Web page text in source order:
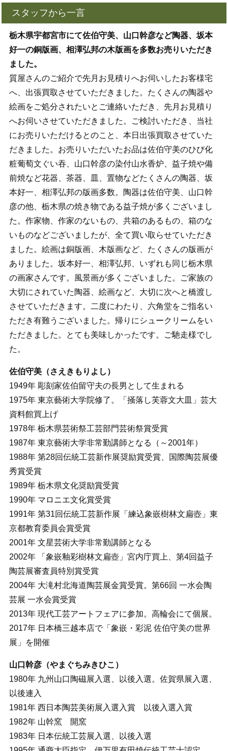
スタッフから一言
栃木県宇都宮市にて佐伯守美、山口幹彦など陶器、坂本
好一の銅版画、相澤弘邦の木版画を多数お売りいただき
ました。
質屋さんのご紹介で先月お見積りへお伺いしたお客様宅
へ、出張買取させていただきました。たくさんの陶器や
絵画をご処分されたいとご連絡いただき、先月お見積り
へお伺いさせていただきました。ご検討いただき、当社
にお売りいただけるとのこと、本日出張買取させていた
だきました。お売りいただいたお品は佐伯守美のひび化
粧葡萄文ぐい吞、山口幹彦の染付山水香炉、益子焼や備
前焼など花器、茶器、皿、置物などたくさんの陶器、坂
本好一、相澤弘邦の版画多数。陶器は佐伯守美、山口幹
彦の他、栃木県の焼き物である益子焼が多くございまし
た。作家物、作家のないもの、共箱のあるもの、箱のな
いものなどございましたが、全て買い取らせていただき
ました。絵画は銅版画、木版画など、たくさんの版画が
ありました。坂本好一、相澤弘邦、いずれも同じ栃木県
の画家さんです。風景画が多くございました。ご家族の
大切にされていた陶器、絵画など、大切に次へと橋渡し
させていただきます。二度にわたり、六角堂をご指名い
ただき有難うございました。帰りにシュークリームをい
ただきました。とても美味しかったです。ご馳走様でし
た。
佐伯守美（さえきもりよし）
1949年 彫刻家佐伯留守夫の長男として生まれる
1975年 東京藝術大学院修了。「掻落し芙蓉文大皿」芸大
資料館買上げ
1978年 栃木県芸術祭工芸部門芸術祭賞受賞
1987年 東京藝術大学非常勤講師となる（～2001年）
1988年 第28回伝統工芸新作展奨励賞受賞、国際陶芸展優
秀賞受賞
1989年 栃木県文化奨励賞受賞
1990年 マロニエ文化賞受賞
1991年 第31回伝統工芸新作展「練込象嵌樹林文扁壺」東
京都教育委員会賞受賞
2001年 文星芸術大学非常勤講師となる
2002年 「象嵌釉彩樹林文扁壺」宮内庁買上、第4回益子
陶芸展審査員特別賞受賞
2004年 大滝村北海道陶芸展金賞受賞。第66回 一水会陶
芸展 一水会賞受賞
2013年 現代工芸アートフェアに参加。高輪会にて個展。
2017年 日本橋三越本店で「象嵌・彩泥 佐伯守美の世界
展」を開催
山口幹彦（やまぐちみきひこ）
1980年 九州山口陶磁展入選、以後入選。佐賀県展入選、
以後連入
1981年 西日本陶芸美術展入選入賞 以後入選入賞
1982年 山幹窯 開窯
1983年 日本伝統工芸展入選、以後入選